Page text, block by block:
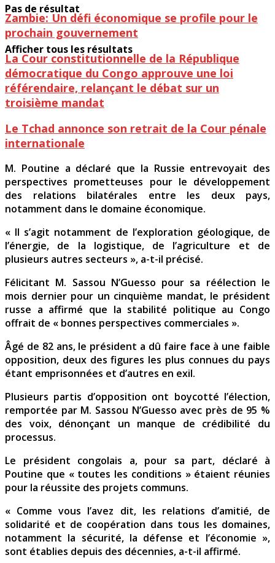
Pas de résultat
Afficher tous les résultats
Zambie: Un défi économique se profile pour le
prochain gouvernement
La Cour constitutionnelle de la République
démocratique du Congo approuve une loi
référendaire, relançant le débat sur un
troisième mandat
Le Tchad annonce son retrait de la Cour pénale
internationale
M. Poutine a déclaré que la Russie entrevoyait des
perspectives prometteuses pour le développement
des relations bilatérales entre les deux pays,
notamment dans le domaine économique.
« Il s’agit notamment de l’exploration géologique, de
l’énergie, de la logistique, de l’agriculture et de
plusieurs autres secteurs », a-t-il précisé.
Félicitant M. Sassou N’Guesso pour sa réélection le
mois dernier pour un cinquième mandat, le président
russe a affirmé que la stabilité politique au Congo
offrait de « bonnes perspectives commerciales ».
Âgé de 82 ans, le président a dû faire face à une faible
opposition, deux des figures les plus connues du pays
étant emprisonnées et d’autres en exil.
Plusieurs partis d’opposition ont boycotté l’élection,
remportée par M. Sassou N’Guesso avec près de 95 %
des voix, dénonçant un manque de crédibilité du
processus.
Le président congolais a, pour sa part, déclaré à
Poutine que « toutes les conditions » étaient réunies
pour la réussite des projets communs.
« Comme vous l’avez dit, les relations d’amitié, de
solidarité et de coopération dans tous les domaines,
notamment la sécurité, la défense et l’économie »,
sont établies depuis des décennies, a-t-il affirmé.